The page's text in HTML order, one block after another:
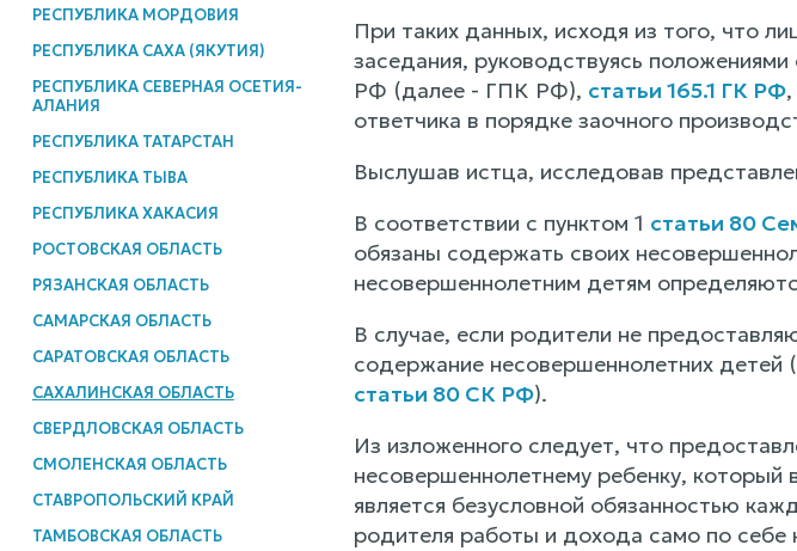
РЕСПУБЛИКА МОРДОВИЯ
РЕСПУБЛИКА САХА (ЯКУТИЯ)
РЕСПУБЛИКА СЕВЕРНАЯ ОСЕТИЯ-
АЛАНИЯ
РЕСПУБЛИКА ТАТАРСТАН
РЕСПУБЛИКА ТЫВА
РЕСПУБЛИКА ХАКАСИЯ
РОСТОВСКАЯ ОБЛАСТЬ
РЯЗАНСКАЯ ОБЛАСТЬ
САМАРСКАЯ ОБЛАСТЬ
САРАТОВСКАЯ ОБЛАСТЬ
САХАЛИНСКАЯ ОБЛАСТЬ
СВЕРДЛОВСКАЯ ОБЛАСТЬ
СМОЛЕНСКАЯ ОБЛАСТЬ
СТАВРОПОЛЬСКИЙ КРАЙ
ТАМБОВСКАЯ ОБЛАСТЬ
При таких данных, исходя из того, что
заседания, руководствуясь положениями
РФ (далее - ГПК РФ), статьи 165.1 ГК РФ,
ответчика в порядке заочного
Выслушав истца, исследовав
В соответствии с пунктом 1 статьи 80
обязаны содержать своих
несовершеннолетним детям
В случае, если родители не
содержание несовершеннолетних детей
статьи 80 СК РФ).
Из изложенного следует, что
несовершеннолетнему ребенку, который
является безусловной обязанностью
родителя работы и дохода само по себе